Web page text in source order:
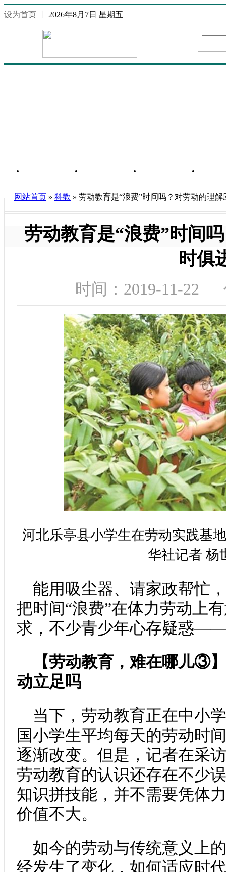
设为首页 2026年8月7日 星期五
网站首页»科教» 劳动教育是“浪费”时间吗？对劳动的理解
劳动教育是“浪费”时间
时俱
时间：2019-11-22
河北乐亭县小学生在劳动实践基
华社记者 杨
能用吸尘器、请家政帮忙
把时间“浪费”在体力劳动上
求，不少青少年心存疑惑——
【劳动教育，难在哪儿③
动立足吗
当下，劳动教育正在中小
国小学生平均每天的劳动时
逐渐改变。但是，记者在采
劳动教育的认识还存在不少
知识拼技能，并不需要凭体
价值不大。
如今的劳动与传统意义上
经发生了变化，如何适应时